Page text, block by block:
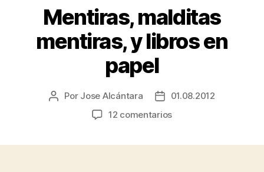
Mentiras, malditas
mentiras, y libros en
papel
Autor
Por Jose Alcántara
Fecha
de
01.08.2012
12 comentariosen